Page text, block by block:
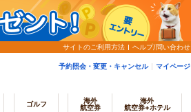
サイトのご利用方法 ヘルプ/問い合わせ
予約照会・変更・キャンセル マイページ
ゴルフ
海外
航空券
海外
航空券+ホテル